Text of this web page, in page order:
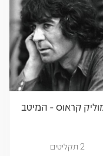
קראוס - המיטב
2 תקליטים